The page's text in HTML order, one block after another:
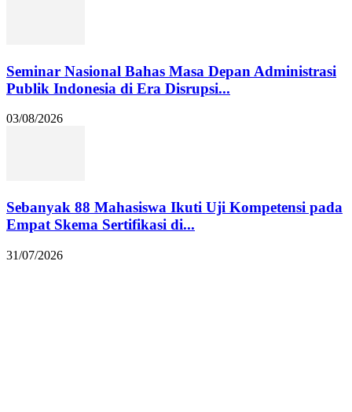
Seminar Nasional Bahas Masa Depan Administrasi
Publik Indonesia di Era Disrupsi...
03/08/2026
Sebanyak 88 Mahasiswa Ikuti Uji Kompetensi pada
Empat Skema Sertifikasi di...
31/07/2026